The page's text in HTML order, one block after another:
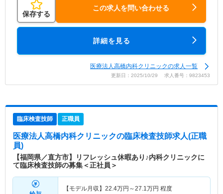
保存する
この求人を問い合わせる
詳細を見る
医療法人高橋内科クリニックの求人一覧
更新日：2025/10/29 求人番号：9823453
臨床検査技師 正職員
医療法人高橋内科クリニックの臨床検査技師求人(正職
員)
【福岡県／直方市】リフレッシュ休暇あり♪内科クリニックに
て臨床検査技師の募集＜正社員＞
【モデル月収】 22.4万円～27.1 万円 程度